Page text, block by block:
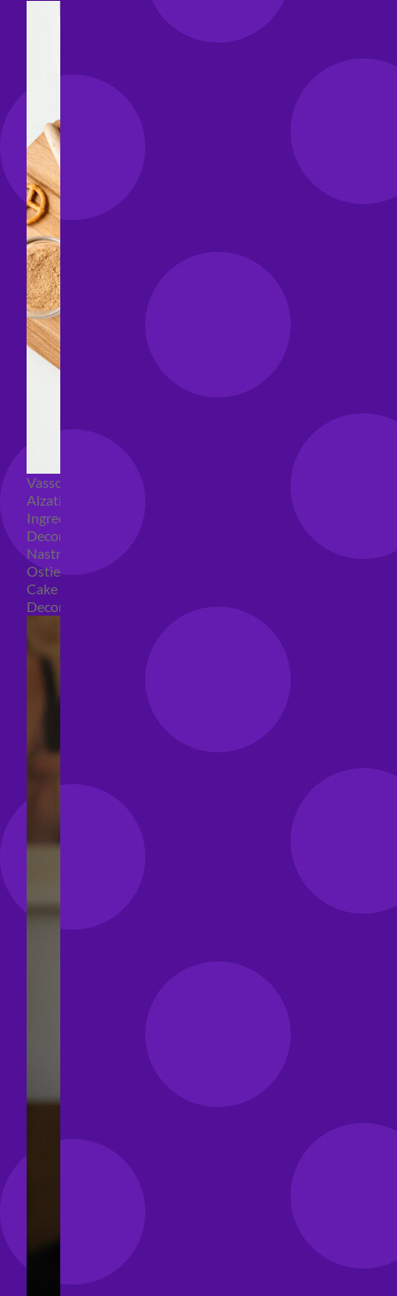
Vassoi e sottotorta
Alzatine per dolci
Ingredienti torte
Decorazioni torte
Nastri e girotorte
Ostie per torte
Cake Topper
Decori per torte